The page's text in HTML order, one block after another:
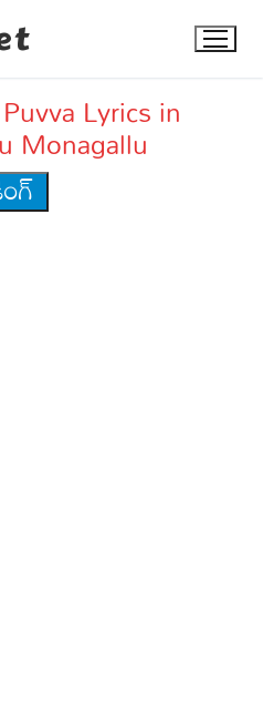
Lyrics in
Monagallu